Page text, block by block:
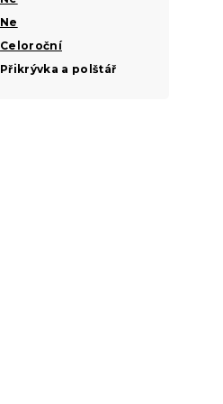
Ne
Celoroční
Přikrývka a polštář